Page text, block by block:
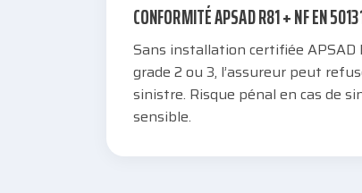
CONFORMITÉ APSAD R81 + NF EN
Sans installation certifiée APSAD
grade 2 ou 3, l’assureur peut
sinistre. Risque pénal en cas de
sensible.